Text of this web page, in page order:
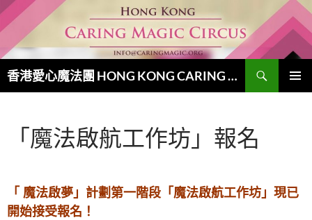
跳
至
要
內
容
香港愛心魔法團 HONG KONG CARING MAGIC CIRCUS
搜
尋
「魔法啟航工作坊」報名
「 魔法啟夢」計劃第一階段「魔法啟航工作坊」現已
開始接受報名！